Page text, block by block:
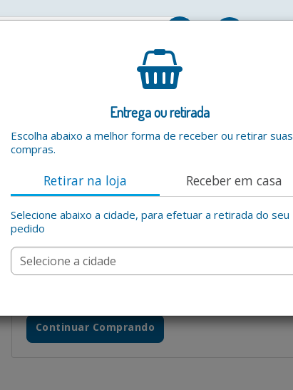
Entrega ou retirada
Escolha abaixo a melhor forma de receber ou retirar suas
compras.
Retirar na loja Receber em casa
Selecione abaixo a cidade, para efetuar a retirada do seu
pedido
Continuar Comprando